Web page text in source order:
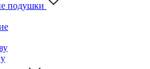
подушки